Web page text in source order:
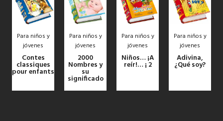
Para niños y
jóvenes
Contes
classiques
pour enfants
Para niños y
jóvenes
2000
Nombres y
su
significado
Para niños y
jóvenes
Niños… ¡A
reír!… ¡ 2
Para niños y
jóvenes
Adivina,
¿Qué soy?